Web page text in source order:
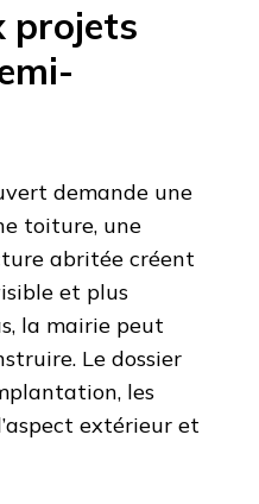
projets
demande une
toiture, une
abritée créent
et plus
la mairie peut
Le dossier
les
extérieur et